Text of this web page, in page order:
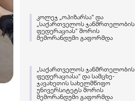
კოლეჯ „ოპიზარსა“ და
„საქართველოს ჯანმრთელობის
ფედერაციას“ შორის
მემორანდუმი გაფორმდა
„საქართველოს ჯანმრთელობის
ფედერაციასა“ და სამცხე-
ჯავახეთის სახელმწიფო
უნივერსიტეტს შორის
მემორანდუმი გაფორმდა